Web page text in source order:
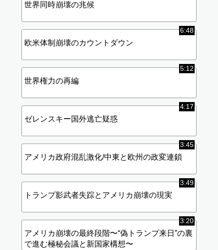
世界同時崩壊の兆候
6:48
欧米体制崩壊のカウントダウン
5:12
世界権力の再編
4:17
ゼレンスキー国外逃亡疑惑
3:45
アメリカ政府混乱激化/中東と欧州の政変連鎖
3:49
トランプ影武者失踪とアメリカ崩壊の現実
3:20
アメリカ崩壊の最終段階〜“偽トランプ来日”の裏
で進む極秘会議と新国家構想〜